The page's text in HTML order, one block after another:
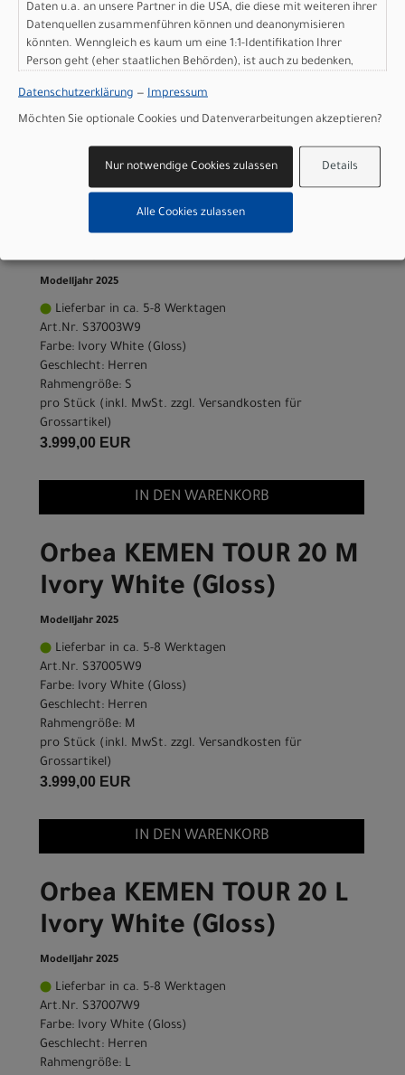
Farbe: Ivory White (Gloss)
Geschlecht: Herren
Rahmengröße: XL
pro Stück (inkl. MwSt. zzgl. Versandkosten für
3.499,00 EUR
IN DEN WARENKORB
Orbea KEMEN TOUR 20 S
Modelljahr 2025
Lieferbar in ca. 5-8 Werktagen
Art.Nr. S37003W9
Farbe: Ivory White (Gloss)
Geschlecht: Herren
Rahmengröße: S
pro Stück (inkl. MwSt. zzgl. Versandkosten für
Grossartikel )
3.999,00 EUR
IN DEN WARENKORB
Orbea KEMEN TOUR 20 M
Ivory White (Gloss)
Modelljahr 2025
Lieferbar in ca. 5-8 Werktagen
Art.Nr. S37005W9
Farbe: Ivory White (Gloss)
Geschlecht: Herren
Rahmengröße: M
pro Stück (inkl. MwSt. zzgl. Versandkosten für
Grossartikel )
3.999,00 EUR
IN DEN WARENKORB
Orbea KEMEN TOUR 20 L
Ivory White (Gloss)
Modelljahr 2025
Lieferbar in ca. 5-8 Werktagen
Art.Nr. S37007W9
Farbe: Ivory White (Gloss)
Geschlecht: Herren
Rahmengröße: L
Daten u.a. an unsere Partner in die USA, die diese mit weiteren ihrer
Datenquellen zusammenführen können und deanonymisieren
könnten. Wenngleich es kaum um eine 1:1-Identifikation Ihrer
Person geht (eher staatlichen Behörden), ist auch zu bedenken,
sind wie bei uns in der Europäischen Union.
Datenschutzerklärung — Impressum
Möchten Sie optionale Cookies und Datenverarbeitungen akzeptieren?
Details
Nur notwendige Cookies zulassen
Alle Cookies zulassen